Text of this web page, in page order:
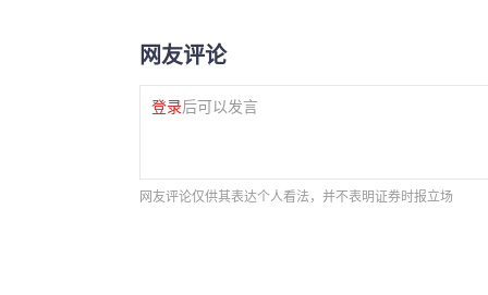
网友评论
登录后可以发言
网友评论仅供其表达个人看法，并不表明证券时报立场